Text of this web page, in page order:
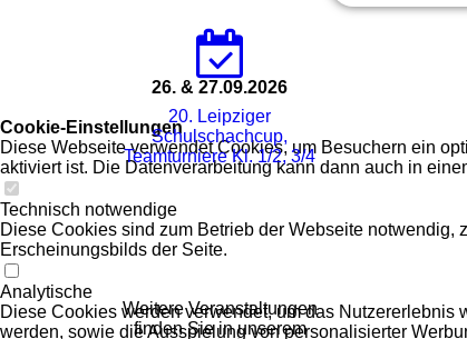
26. & 27.09.2026
20. Leipziger
Schulschachcup,
Teamturniere Kl. 1/2, 3/4
Weitere Veranstaltungen
finden Sie in unserem
Cookie-Einstellungen
Diese Webseite verwendet Cookies, um Besuchern ein
aktiviert ist. Die Datenverarbeitung kann dann auch in
Technisch notwendige
Diese Cookies sind zum Betrieb der Webseite
Erscheinungsbilds der Seite.
Analytische
Diese Cookies werden verwendet, um das
werden, sowie die Ausspielung von personalisierter